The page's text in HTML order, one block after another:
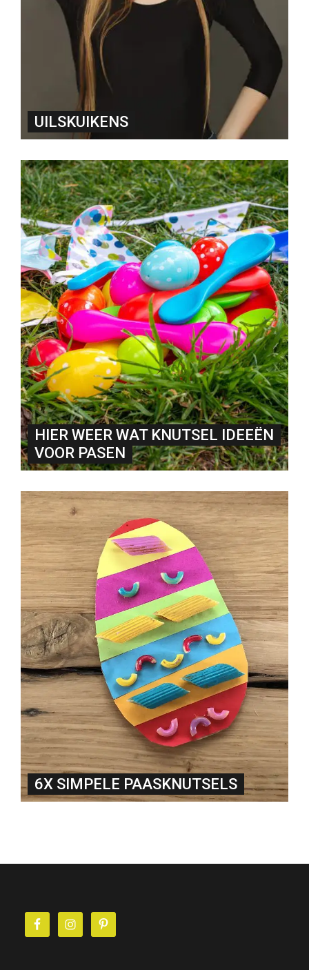
UILSKUIKENS
HIER WEER WAT KNUTSEL IDEEËN
VOOR PASEN
6X SIMPELE PAASKNUTSELS